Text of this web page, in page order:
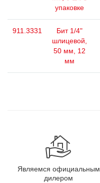
упаковке
911.3331
Бит 1/4"
шлицевой,
50 мм, 12
мм
Являемся официальным
дилером